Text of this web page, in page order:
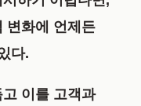
변화에 언제든
다.
이를 고객과